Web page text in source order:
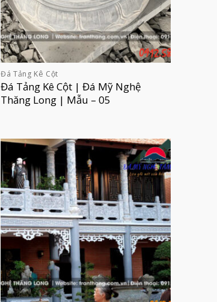
Đá Tảng Kê Cột
Đá Tảng Kê Cột | Đá Mỹ Nghệ
Thăng Long | Mẫu – 05